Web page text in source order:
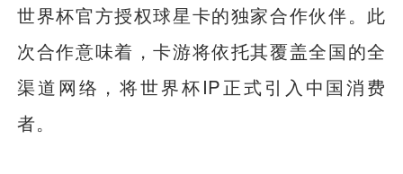
世界杯官方授权球星卡的独家合作伙伴。此
次合作意味着，卡游将依托其覆盖全国的全
渠道网络，将世界杯IP正式引入中国消费
者。